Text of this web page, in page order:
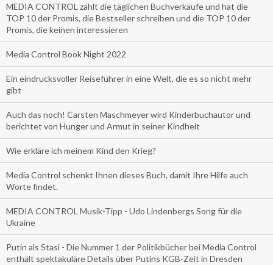
MEDIA CONTROL zählt die täglichen Buchverkäufe und hat die
TOP 10 der Promis, die Bestseller schreiben und die TOP 10 der
Promis, die keinen interessieren
Media Control Book Night 2022
Ein eindrucksvoller Reiseführer in eine Welt, die es so nicht mehr
gibt
Auch das noch! Carsten Maschmeyer wird Kinderbuchautor und
berichtet von Hunger und Armut in seiner Kindheit
Wie erkläre ich meinem Kind den Krieg?
Media Control schenkt Ihnen dieses Buch, damit Ihre Hilfe auch
Worte findet.
MEDIA CONTROL Musik-Tipp - Udo Lindenbergs Song für die
Ukraine
Putin als Stasi - Die Nummer 1 der Politikbücher bei Media Control
enthält spektakuläre Details über Putins KGB-Zeit in Dresden